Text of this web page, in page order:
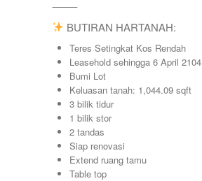
⸻
BUTIRAN HARTANAH:
Teres Setingkat Kos Rendah
Leasehold sehingga 6 April 2104
Bumi Lot
Keluasan tanah: 1,044.09 sqft
3 bilik tidur
1 bilik stor
2 tandas
Siap renovasi
Extend ruang tamu
Table top